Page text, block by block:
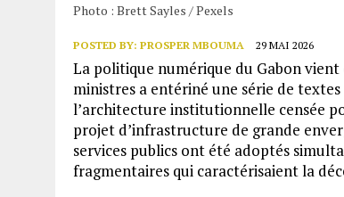
Photo : Brett Sayles / Pexels
POSTED BY: PROSPER MBOUMA 29 MAI 2026
La politique numérique du Gabon vient
ministres a entériné une série de
l’architecture institutionnelle censée
projet d’infrastructure de grande
services publics ont été adoptés
fragmentaires qui caractérisaient la